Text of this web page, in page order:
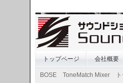
トップページ 会社概要
BOSE ToneMatch Mixer ト